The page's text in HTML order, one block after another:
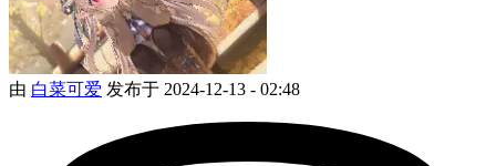
由 白菜可爱 发布于 2024-12-13 - 02:48